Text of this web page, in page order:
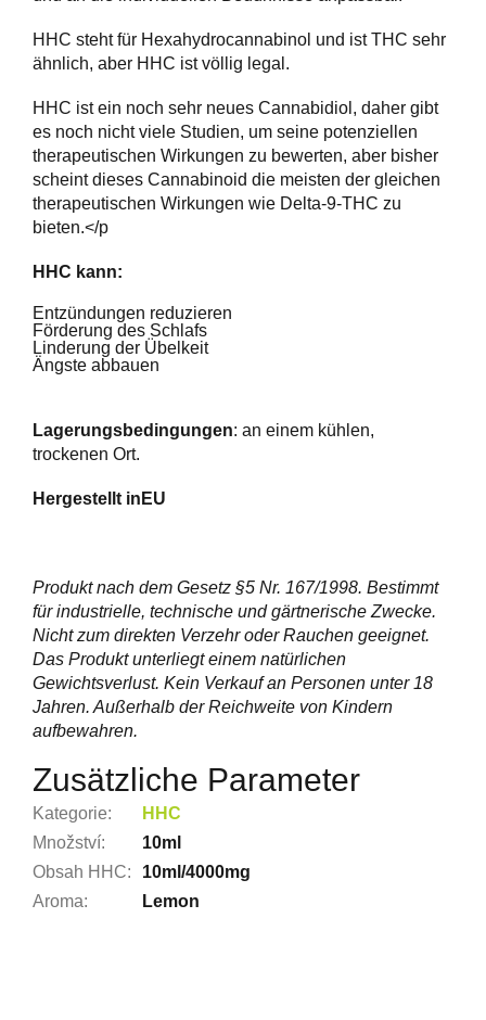
HHC steht für Hexahydrocannabinol und ist THC sehr
ähnlich, aber HHC ist völlig legal.
HHC ist ein noch sehr neues Cannabidiol, daher gibt
es noch nicht viele Studien, um seine potenziellen
therapeutischen Wirkungen zu bewerten, aber bisher
scheint dieses Cannabinoid die meisten der gleichen
therapeutischen Wirkungen wie Delta-9-THC zu
bieten.</p
HHC kann:
Entzündungen reduzieren
Förderung des Schlafs
Linderung der Übelkeit
Ängste abbauen
Lagerungsbedingungen: an einem kühlen,
trockenen Ort.
Hergestellt in EU
Produkt nach dem Gesetz §5 Nr. 167/1998. Bestimmt
für industrielle, technische und gärtnerische Zwecke.
Nicht zum direkten Verzehr oder Rauchen geeignet.
Das Produkt unterliegt einem natürlichen
Gewichtsverlust. Kein Verkauf an Personen unter 18
Jahren. Außerhalb der Reichweite von Kindern
aufbewahren.
Zusätzliche Parameter
Kategorie:
HHC
Množství:
10ml
Obsah HHC:
10ml/4000mg
Aroma: Lemon